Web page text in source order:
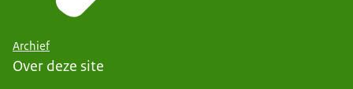
Archief
Over deze site